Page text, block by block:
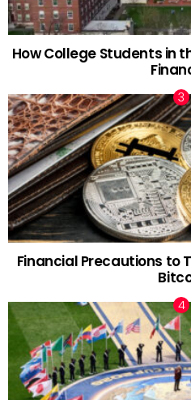
How College Students in
Financial Precautions to